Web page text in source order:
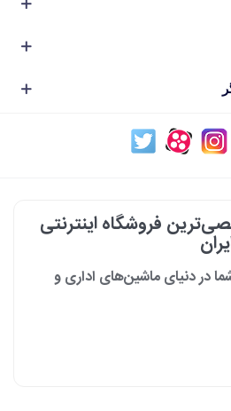
فروشگاه اینترنتی
در دنیای ماشین‌های اداری و
و سازمان‌ها برای افزایش بهره‌وری خود به
به ابزارهای کارآمد و قابل اعتماد یک